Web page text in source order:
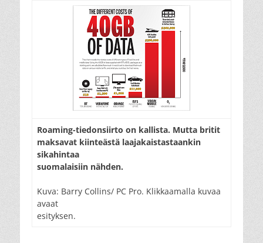
Roaming-tiedonsiirto on kallista. Mutta britit
maksavat kiinteästä laajakaistastaankin
sikahintaa
suomalaisiin nähden.
Kuva: Barry Collins/ PC Pro. Klikkaamalla kuvaa
avaat
esityksen.